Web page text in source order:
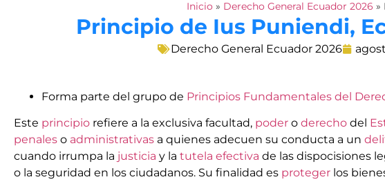
Inicio » Derecho General Ecuador 2026 »
Principio de Ius Puniendi,
Derecho General Ecuador 2026
Forma parte del grupo de Principios Fundamentales del
Este principio refiere a la exclusiva facultad, poder o derecho del
penales o administrativas a quienes adecuen su conducta a un
cuando irrumpa la justicia y la tutela efectiva de las dispocisiones
o la seguridad en los ciudadanos. Su finalidad es proteger los